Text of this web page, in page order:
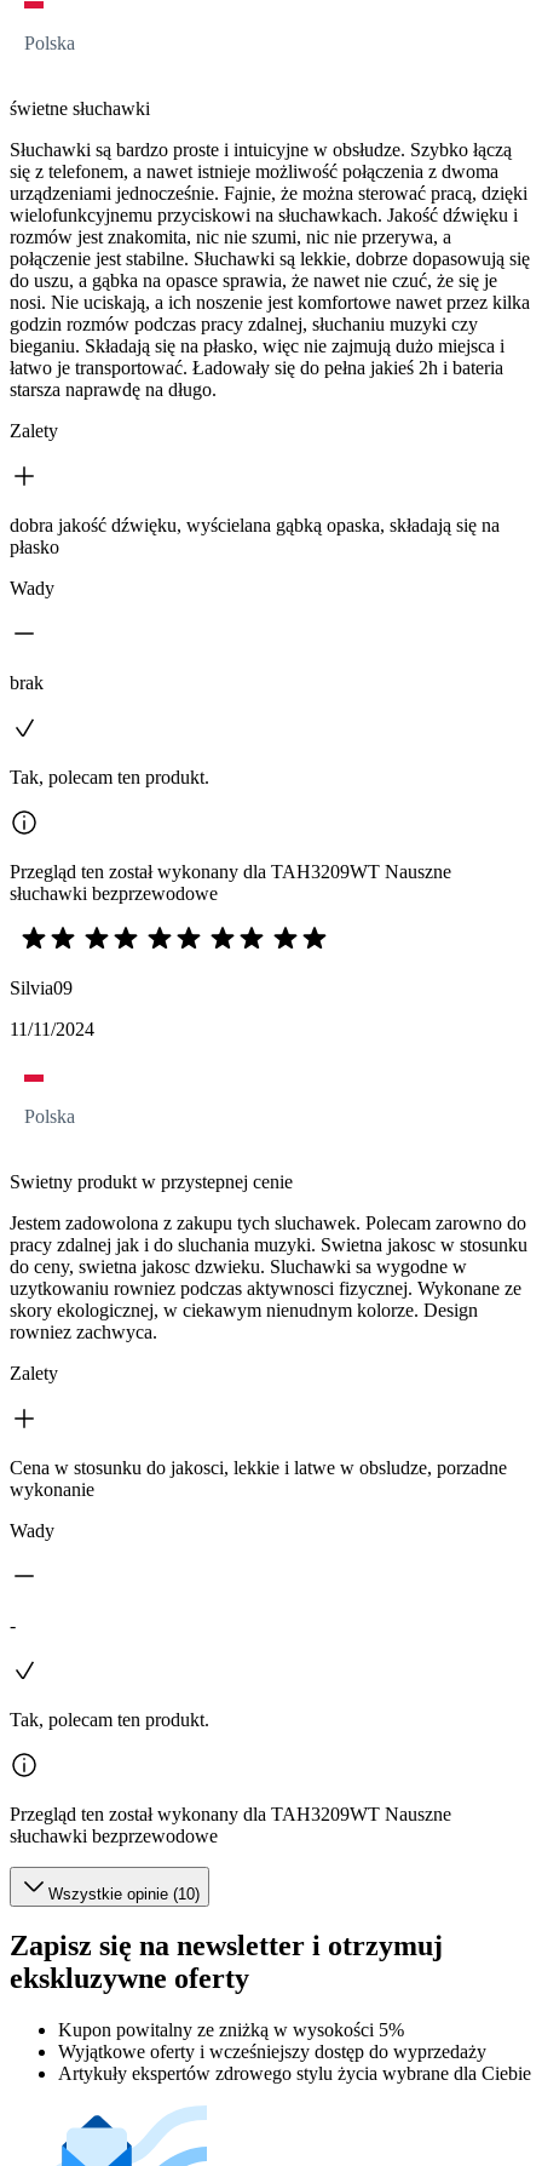
Polska
świetne słuchawki
Słuchawki są bardzo proste i intuicyjne w obsłudze. Szybko łączą
się z telefonem, a nawet istnieje możliwość połączenia z dwoma
urządzeniami jednocześnie. Fajnie, że można sterować pracą, dzięki
wielofunkcyjnemu przyciskowi na słuchawkach. Jakość dźwięku i
rozmów jest znakomita, nic nie szumi, nic nie przerywa, a
połączenie jest stabilne. Słuchawki są lekkie, dobrze dopasowują się
do uszu, a gąbka na opasce sprawia, że nawet nie czuć, że się je
nosi. Nie uciskają, a ich noszenie jest komfortowe nawet przez kilka
godzin rozmów podczas pracy zdalnej, słuchaniu muzyki czy
bieganiu. Składają się na płasko, więc nie zajmują dużo miejsca i
łatwo je transportować. Ładowały się do pełna jakieś 2h i bateria
starsza naprawdę na długo.
Zalety
dobra jakość dźwięku, wyścielana gąbką opaska, składają się na
płasko
Wady
brak
Tak, polecam ten produkt.
Przegląd ten został wykonany dla TAH3209WT Nauszne
słuchawki bezprzewodowe
Silvia09
11/11/2024
Polska
Swietny produkt w przystepnej cenie
Jestem zadowolona z zakupu tych sluchawek. Polecam zarowno do
pracy zdalnej jak i do sluchania muzyki. Swietna jakosc w stosunku
do ceny, swietna jakosc dzwieku. Sluchawki sa wygodne w
uzytkowaniu rowniez podczas aktywnosci fizycznej. Wykonane ze
skory ekologicznej, w ciekawym nienudnym kolorze. Design
rowniez zachwyca.
Zalety
Cena w stosunku do jakosci, lekkie i latwe w obsludze, porzadne
wykonanie
Wady
-
Tak, polecam ten produkt.
Przegląd ten został wykonany dla TAH3209WT Nauszne
słuchawki bezprzewodowe
Wszystkie opinie (10)
Zapisz się na newsletter i otrzymuj
ekskluzywne oferty
Kupon powitalny ze zniżką w wysokości 5%
Wyjątkowe oferty i wcześniejszy dostęp do wyprzedaży
Artykuły ekspertów zdrowego stylu życia wybrane dla Ciebie